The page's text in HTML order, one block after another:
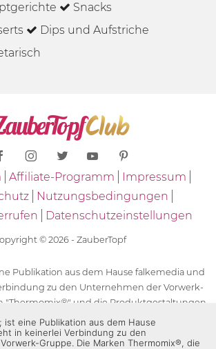
Snacks
Dips und Aufstriche
Affiliate-Programm
Impressum
Nutzungsbedingungen
Datenschutzeinstellungen
© 2026 - ZauberTopf
Publikation aus dem Hause falkemedia und
zu den Unternehmen der Vorwerk-
"Thermomix®" und die Produktgestaltungen
sind eingetragene Marken der Unternehmen
Die Marken Thermomix®, die Zeichen TM5®,
ist eine Publikation aus dem Hause
in keinerlei Verbindung zu den
Gruppe. Die Marken Thermomix®, die